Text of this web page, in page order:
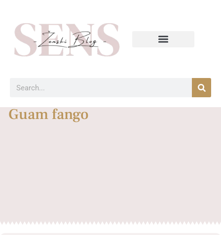
Guam fango